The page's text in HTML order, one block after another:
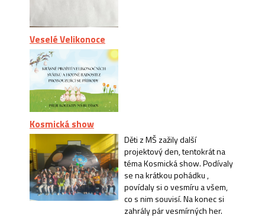
Veselé Velikonoce
Kosmická show
Děti z MŠ zažily další
projektový den, tentokrát na
téma Kosmická show. Podívaly
se na krátkou pohádku ,
povídaly si o vesmíru a všem,
co s nim souvisí. Na konec si
zahrály pár vesmírných her.